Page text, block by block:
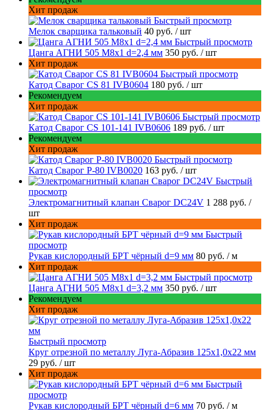
Хит продаж
Быстрый просмотр
Мелок сварщика тальковый 40 руб. / шт
Быстрый просмотр
Цанга АГНИ 505 М8х1 d=2,4 мм 350 руб. / шт
Хит продаж
Быстрый просмотр
Катод Сварог CS 81 IVB0604 180 руб. / шт
Рекомендуем
Хит продаж
Быстрый просмотр
Катод Сварог CS 101-141 IVB0606 189 руб. / шт
Рекомендуем
Хит продаж
Быстрый просмотр
Катод Сварог P-80 IVB0020 163 руб. / шт
Быстрый
просмотр
Электромагнитный клапан Сварог DC24V 1 288 руб. /
шт
Хит продаж
Быстрый
просмотр
Рукав кислородный БРТ чёрный d=9 мм 80 руб. / м
Хит продаж
Быстрый просмотр
Цанга АГНИ 505 М8х1 d=3,2 мм 350 руб. / шт
Рекомендуем
Хит продаж
Быстрый просмотр
Круг отрезной по металлу Луга-Абразив 125x1,0x22 мм
29 руб. / шт
Хит продаж
Быстрый
просмотр
Рукав кислородный БРТ чёрный d=6 мм 70 руб. / м